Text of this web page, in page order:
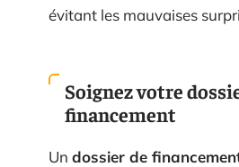
évitant les mauvaises
Soignez votre
financement
Un dossier de